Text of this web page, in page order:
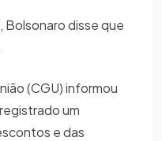
Bolsonaro disse que
(CGU) informou
um
e das